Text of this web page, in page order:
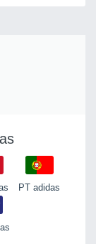
PT adidas